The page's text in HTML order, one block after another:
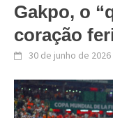
Gakpo, o
coração
30 de junho de 2026